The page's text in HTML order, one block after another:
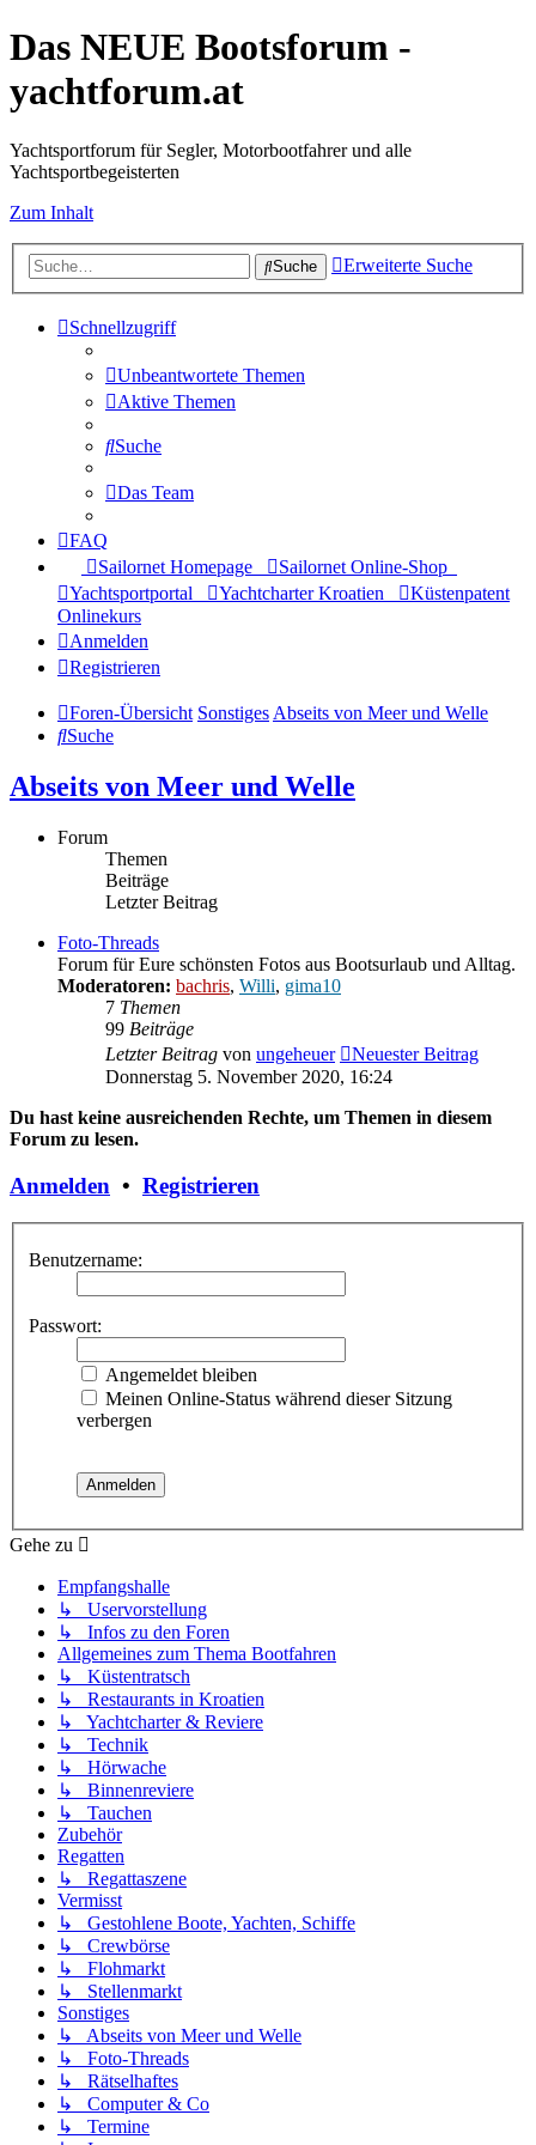
Das NEUE Bootsforum -
yachtforum.at
Yachtsportforum für Segler, Motorbootfahrer und alle
Yachtsportbegeisterten
Zum Inhalt
Suche Erweiterte Suche
Schnellzugriff
Unbeantwortete Themen
Aktive Themen
Suche
Das Team
FAQ
Sailornet Homepage
Sailornet Online-Shop
Yachtsportportal
Yachtcharter Kroatien
Küstenpatent
Onlinekurs
Anmelden
Registrieren
Foren-Übersicht SonstigesAbseits von Meer und Welle
Suche
Abseits von Meer und Welle
Forum
Themen
Beiträge
Letzter Beitrag
Foto-Threads
Forum für Eure schönsten Fotos aus Bootsurlaub und Alltag.
Moderatoren: bachris, Willi, gima10
7 Themen
99 Beiträge
Letzter Beitrag von ungeheuer
Neuester Beitrag
Donnerstag 5. November 2020, 16:24
Du hast keine ausreichenden Rechte, um Themen in diesem
Forum zu lesen.
Anmelden • Registrieren
Benutzername:
Passwort:
Angemeldet bleiben
Meinen Online-Status während dieser Sitzung
verbergen
Gehe zu
Empfangshalle
↳ Uservorstellung
↳ Infos zu den Foren
Allgemeines zum Thema Bootfahren
↳ Küstentratsch
↳ Restaurants in Kroatien
↳ Yachtcharter & Reviere
↳ Technik
↳ Hörwache
↳ Binnenreviere
↳ Tauchen
Zubehör
Regatten
↳ Regattaszene
Vermisst
↳ Gestohlene Boote, Yachten, Schiffe
↳ Crewbörse
↳ Flohmarkt
↳ Stellenmarkt
Sonstiges
↳ Abseits von Meer und Welle
↳ Foto-Threads
↳ Rätselhaftes
↳ Computer & Co
↳ Termine